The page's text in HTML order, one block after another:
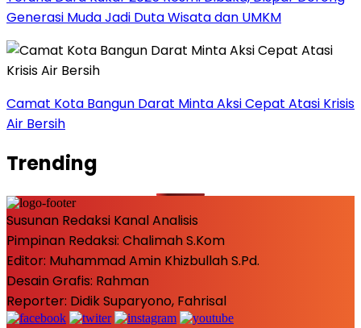
Generasi Muda Jadi Duta Wisata dan UMKM
Camat Kota Bangun Darat Minta Aksi Cepat Atasi Krisis
Air Bersih
Trending
Susunan Redaksi Kanal Analisis
Pimpinan Redaksi: Chalimah S.Kom
Editor: Muhammad Amin Khizbullah S.Pd.
Desain Grafis: Rahman
Reporter: Didik Suparyono, Fahrisal